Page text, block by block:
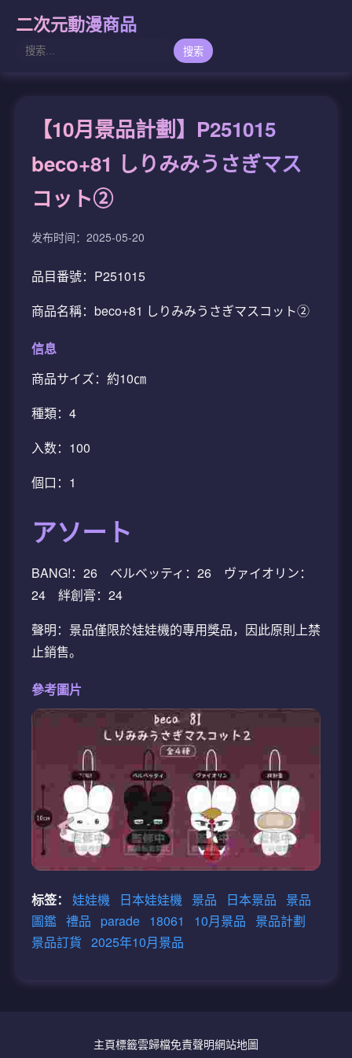
二次元動漫商品
搜索
【10月景品計劃】P251015
beco+81 しりみみうさぎマス
コット②
发布时间：2025-05-20
品目番號：P251015
商品名稱：beco+81 しりみみうさぎマスコット②
信息
商品サイズ：約10㎝
種類：4
入数：100
個口：1
アソート
BANG!：26 ベルベッティ：26 ヴァイオリン：
24 絆創膏：24
聲明：景品僅限於娃娃機的專用獎品，因此原則上禁
止銷售。
參考圖片
标签： 娃娃機 日本娃娃機 景品 日本景品
景品
圖鑑 禮品 parade 18061 10月景品
景品計劃
景品訂貨 2025年10月景品
主頁標籤雲歸檔免責聲明網站地圖